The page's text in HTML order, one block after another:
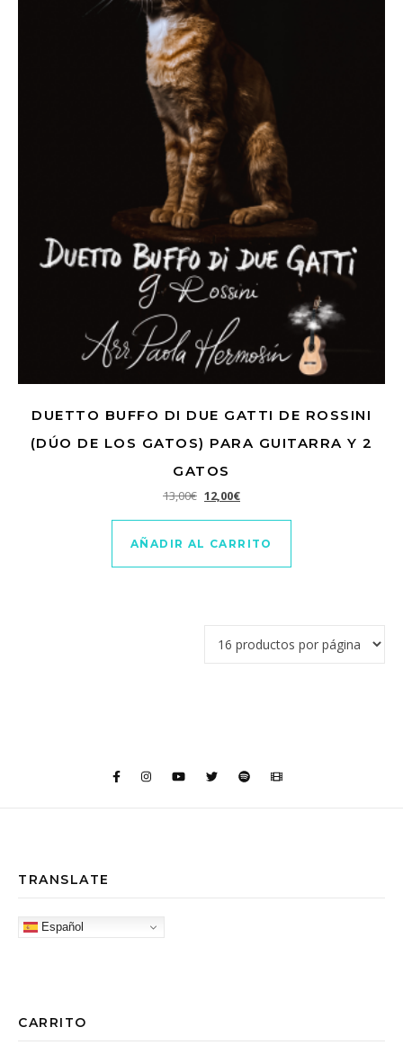
DUETTO BUFFO DI DUE GATTI DE ROSSINI
(DÚO DE LOS GATOS) PARA GUITARRA Y 2
GATOS
13,00€ El precio original era: 13,00€.
12,00€El precio actual es: 12,00€.
AÑADIR AL CARRITO
TRANSLATE
Español
CARRITO